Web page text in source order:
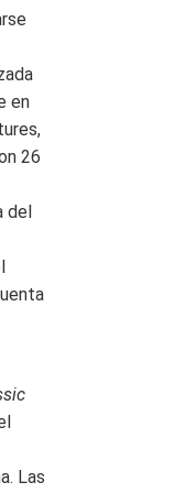
en
26
del
Las